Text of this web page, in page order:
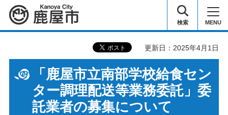
鹿屋市 検索 MENU
更新日：2025年4月1日
「鹿屋市立南部学校給食セン
ター調理配送等業務委託」委
託業者の募集について